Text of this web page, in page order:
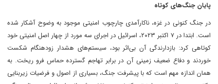
پایان جنگ‌های کوتاه
در جنگ کنونی در غزه، ناکارآمدی چارچوب امنیتی موجود به وضوح آشکار شده
است. ابتدا در ۷ اکتبر ۲۰۲۳، اسرائیل در اجرای سه مورد از چهار اصل امنیتی خود
کوتاهی کرد: بازدارندگی آن بی‌اثر بود، سیستم‌های هشدار زودهنگام شکست
خوردند و دفاع ضعیف زمینی آن در برابر تهاجم گسترده حماس فرو ریخت. به
همان اندازه مهم است که با پیشرفت جنگ، بسیاری از اصول و فرضیات زیربنایی